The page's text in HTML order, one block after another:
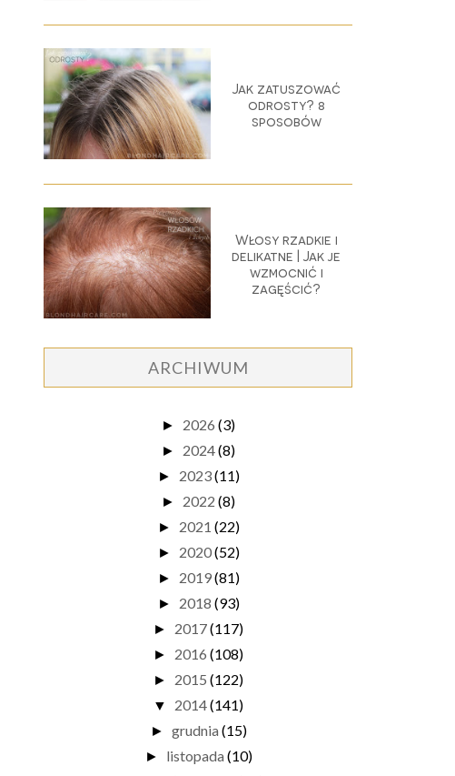
Jak zatuszować
odrosty? 8
sposobów
Włosy rzadkie i
delikatne | Jak je
wzmocnić i
zagęścić?
ARCHIWUM
► 2026 (3)
► 2024(8)
► 2023(11)
► 2022 (8)
► 2021 (22)
► 2020(52)
► 2019(81)
► 2018 (93)
► 2017(117)
► 2016 (108)
► 2015 (122)
▼ 2014(141)
► grudnia (15)
► listopada (10)